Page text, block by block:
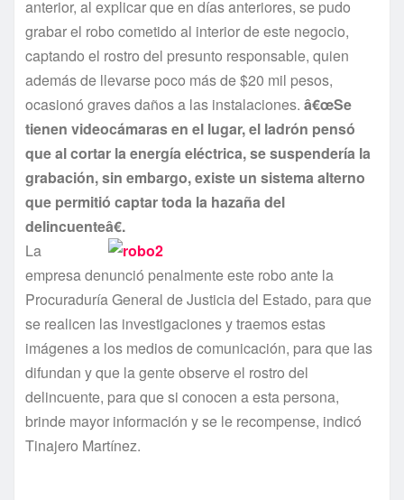
anterior, al explicar que en dí­as anteriores, se pudo
grabar el robo cometido al interior de este negocio,
captando el rostro del presunto responsable, quien
además de llevarse poco más de $20 mil pesos,
ocasionó graves daños a las instalaciones. â€œSe
tienen videocámaras en el lugar, el ladrón pensó
que al cortar la energí­a eléctrica, se suspenderí­a la
grabación, sin embargo, existe un sistema alterno
que permitió captar toda la hazaña del
delincuenteâ€.
La
empresa denunció penalmente este robo ante la
Procuradurí­a General de Justicia del Estado, para que
se realicen las investigaciones y traemos estas
imágenes a los medios de comunicación, para que las
difundan y que la gente observe el rostro del
delincuente, para que si conocen a esta persona,
brinde mayor información y se le recompense, indicó
Tinajero Martí­nez.